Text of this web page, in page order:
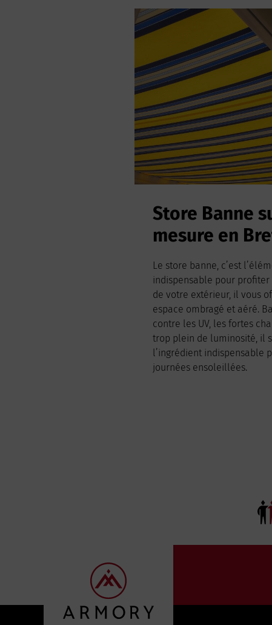
Store Banne
mesure en
Le store banne, c’est
indispensable pour
de votre extérieur, il vous
espace ombragé et aéré.
contre les UV, les fortes
trop plein de luminosité, il
l’ingrédient indispensable
journées ensoleillées.